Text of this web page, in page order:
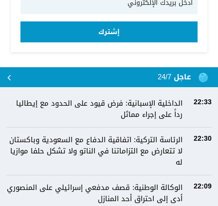
إشترك
عاجل 24/7
22:33
الداخلية الإسبانية: فرض قيود على الحدود مع إيطاليا
رداً على إجراء مماثل
22:30
الرئاسة التركية: اتفاقية الدفاع مع السعودية وباكستان
لا تتعارض مع التزاماتنا في الناتو ولا تشكل حلفا موازيا
له
22:09
الوكالة الوطنية: قصف مدفعي إسرائيلي على المنصوري
أدى إلى احتراق أحد المنازل